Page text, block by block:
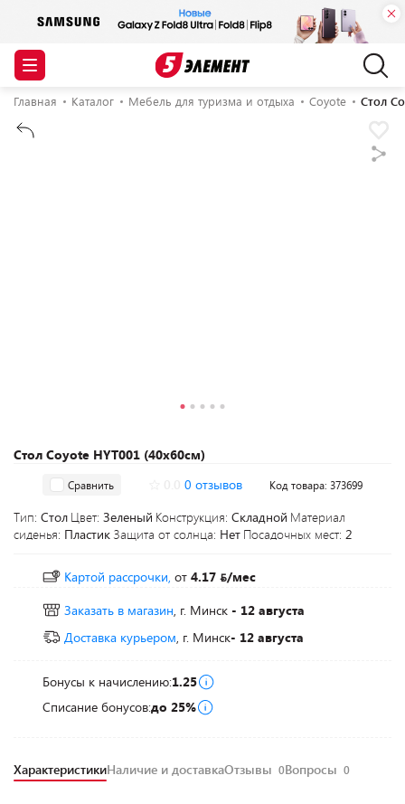
Главная Каталог Мебель для туризма и отдыха Coyote Стол
Стол Coyote HYT001 (40x60см)
Сравнить 0 отзывов Код товара: 373699
Тип: Стол Цвет: Зеленый Конструкция: Складной Материал
сиденья: Пластик Защита от солнца: Нет Посадочных мест: 2
Картой рассрочки, от 4.17
/мес
Заказать в магазин, г. Минск - 12 августа
Доставка курьером, г. Минск- 12 августа
Бонусы к начислению:1.25
Списание бонусов:до 25%
ХарактеристикиНаличие и доставкаОтзывы 0Вопросы 0